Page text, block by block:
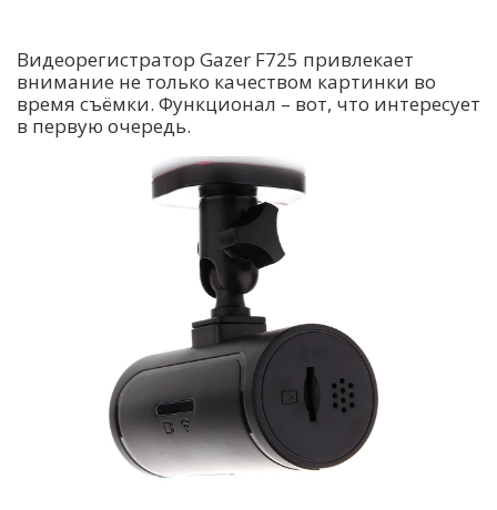
Видеорегистратор Gazer F725 привлекает
внимание не только качеством картинки во
время съёмки. Функционал – вот, что интересует
в первую очередь.